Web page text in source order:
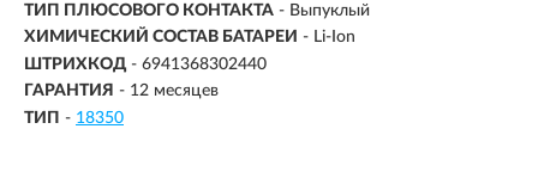
ТИП ПЛЮСОВОГО КОНТАКТА - Выпуклый
ХИМИЧЕСКИЙ СОСТАВ БАТАРЕИ - Li-Ion
ШТРИХКОД - 6941368302440
ГАРАНТИЯ - 12 месяцев
ТИП - 18350